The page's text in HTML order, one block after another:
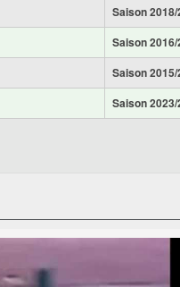
Saison
Saison
Saison
Saison